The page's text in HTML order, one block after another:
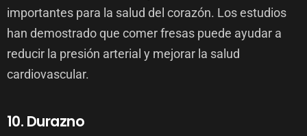
importantes para la salud del corazón. Los estudios
han demostrado que comer fresas puede ayudar a
reducir la presión arterial y mejorar la salud
cardiovascular.
10. Durazno